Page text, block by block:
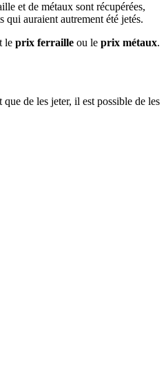
et de métaux sont récupérées,
qui auraient autrement été jetés.
le prix ferraille ou le prix métaux.
de les jeter, il est possible de les